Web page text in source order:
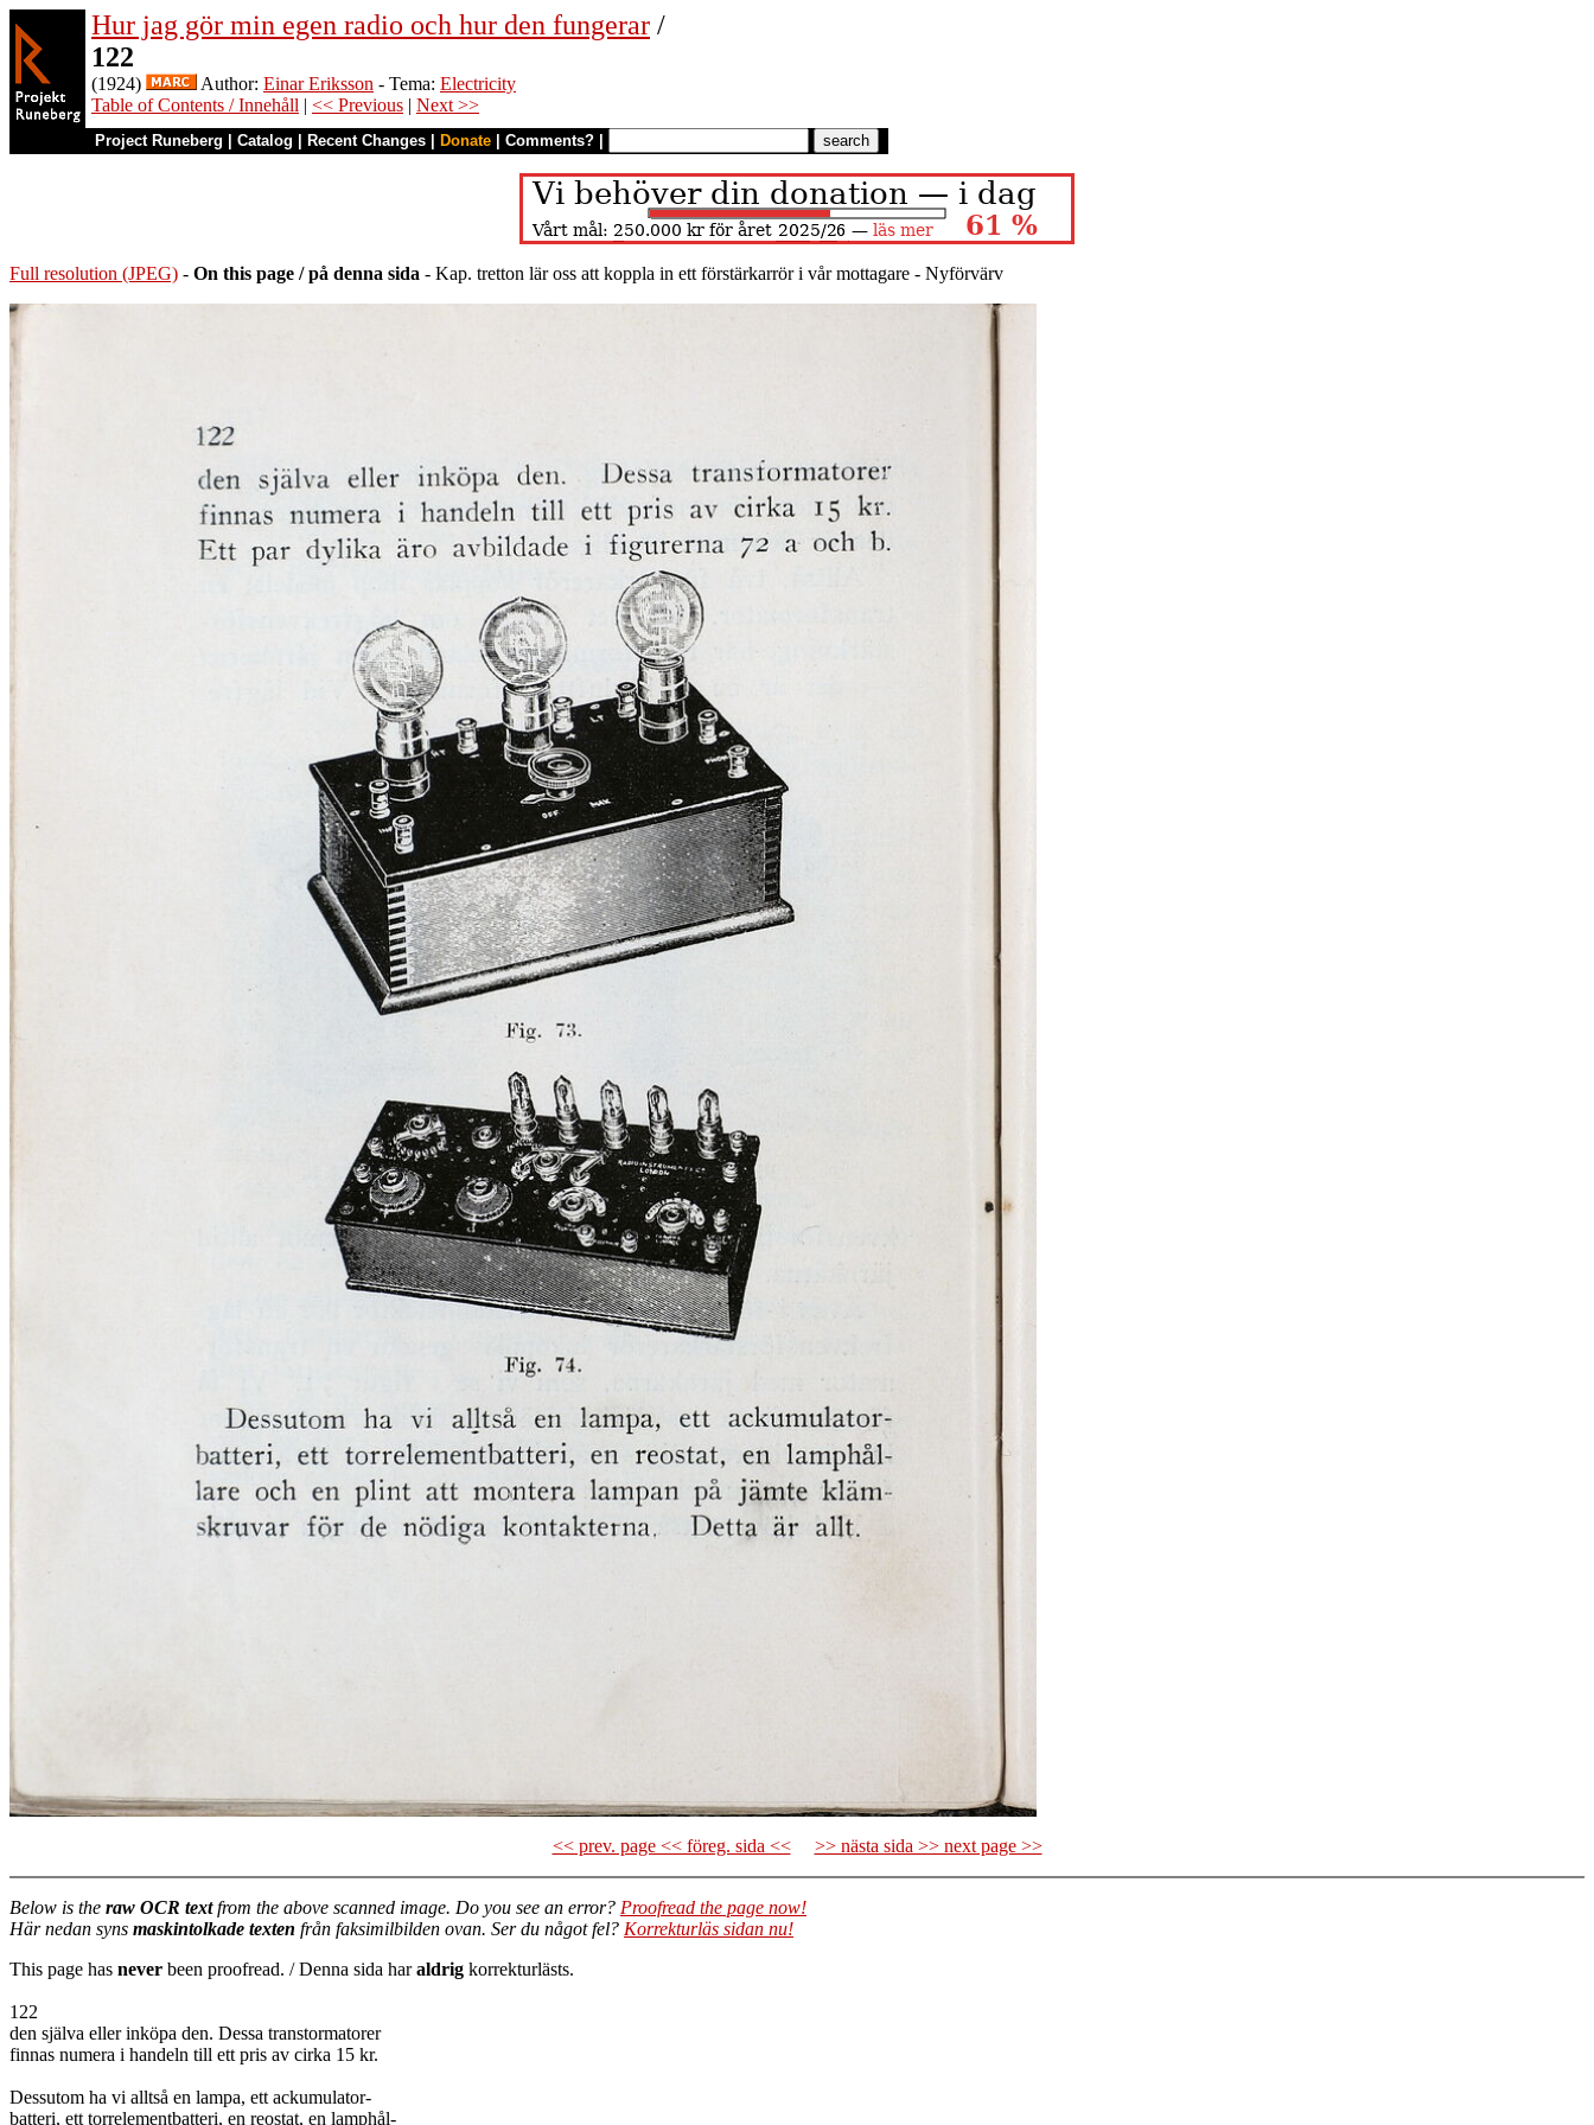
Hur jag gör min egen radio och hur den fungerar /
122
(1924) Author: Einar Eriksson - Tema: Electricity
Table of Contents / Innehåll | << Previous | Next >>
Project Runeberg Catalog Recent Changes Donate Comments?
Full resolution (JPEG) - On this page / på denna sida - Kap. tretton lär oss att koppla in ett förstärkarrör i vår mottagare - Nyförvärv
<< prev. page << föreg. sida << >> nästa sida >> next page >>
Below is the raw OCR textfrom the above scanned image. Do you see an error? Proofread the page now!
Här nedan syns maskintolkade texten från faksimilbilden ovan. Ser du något fel? Korrekturläs sidan nu!
This page has never been proofread. / Denna sida haraldrig korrekturlästs.
122
den själva eller inköpa den. Dessa transtormatorer
finnas numera i handeln till ett pris av cirka 15 kr.
Dessutom ha vi alltså en lampa, ett ackumulator-
batteri, ett torrelementbatteri, en reostat, en lamphål-